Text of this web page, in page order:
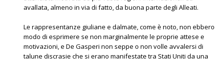
avallata, almeno in via di fatto, da buona parte degli Alleati.
Le rappresentanze giuliane e dalmate, come è noto, non ebbero
modo di esprimere se non marginalmente le proprie attese e
motivazioni, e De Gasperi non seppe o non volle avvalersi di
talune discrasie che si erano manifestate tra Stati Uniti da una